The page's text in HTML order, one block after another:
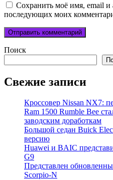
Сохранить моё имя, email и
последующих моих
Поиск
Свежие записи
Кроссовер Nissan NX7:
Ram 1500 Rumble Bee
заводским доработкам
Большой седан Buick
версию
Huawei и BAIC
G9
Представлен
Scorpio-N